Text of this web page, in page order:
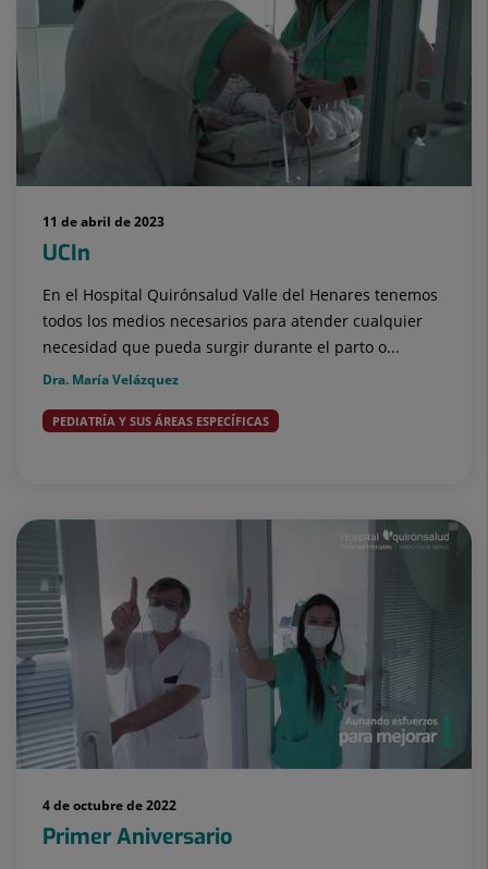
11 de abril de 2023
UCIn
En el Hospital Quirónsalud Valle del Henares tenemos
todos los medios necesarios para atender cualquier
necesidad que pueda surgir durante el parto o...
Dra. María Velázquez
PEDIATRÍA Y SUS ÁREAS ESPECÍFICAS
4 de octubre de 2022
Primer Aniversario